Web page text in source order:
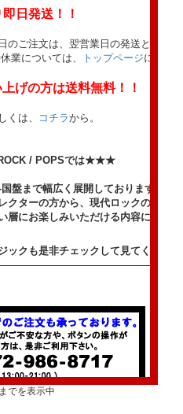
日発送！！
のご注文は、翌営業日の発送となり
業については、
トップページにてお
げの方は送料無料！！
くは、 コチラから。
/ POPSでは★★★
盤まで幅広く展開しております。ビ
クターの方から、現代ロックのルー
層にお楽しみいただける内容になっ
ックも是非チェックして見てくださ
でを表示中